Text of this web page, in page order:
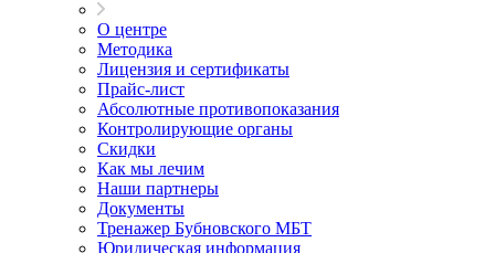
О центре
Методика
Лицензия и сертификаты
Прайс-лист
Абсолютные противопоказания
Контролирующие органы
Скидки
Как мы лечим
Наши партнеры
Документы
Тренажер Бубновского МБТ
Юридическая информация